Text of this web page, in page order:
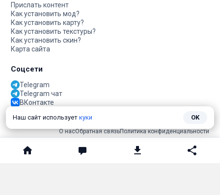
Наш сайт использует куки OK
Прислать контент
Как установить мод?
Как установить карту?
Как установить текстуры?
Как установить скин?
Карта сайта
Соцсети
Telegram
Telegram чат
ВКонтакте
О насОбратная связьПолитика конфиденциальности
ДАННЫЙ САЙТ НЕ ЯВЛЯЕТСЯ ПРОДУКТОМ MINECRAFT И НЕ СВЯЗАН